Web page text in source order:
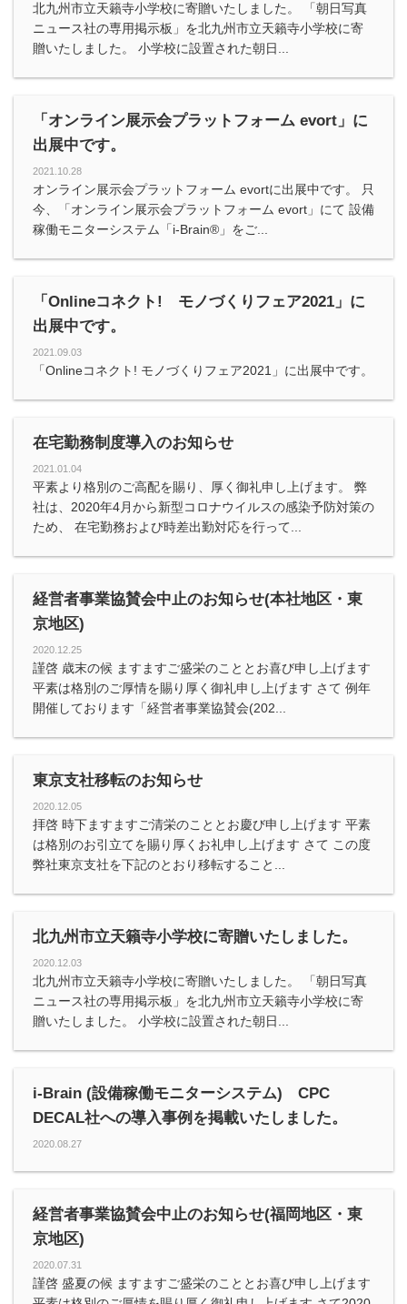
北九州市立天籟寺小学校に寄贈いたしました。 「朝日写真
ニュース社の専用掲示板」を北九州市立天籟寺小学校に寄
贈いたしました。 小学校に設置された朝日...
「オンライン展示会プラットフォーム evort」に
出展中です。
2021.10.28
オンライン展示会プラットフォーム evortに出展中です。 只
今、「オンライン展示会プラットフォーム evort」にて 設備
稼働モニターシステム「i-Brain®️」をご...
「Onlineコネクト! モノづくりフェア2021」に
出展中です。
2021.09.03
「Onlineコネクト! モノづくりフェア2021」に出展中です。
在宅勤務制度導入のお知らせ
2021.01.04
平素より格別のご高配を賜り、厚く御礼申し上げます。 弊
社は、2020年4月から新型コロナウイルスの感染予防対策の
ため、 在宅勤務および時差出勤対応を行って...
経営者事業協賛会中止のお知らせ(本社地区・東
京地区)
2020.12.25
謹啓 歳末の候 ますますご盛栄のこととお喜び申し上げます
平素は格別のご厚情を賜り厚く御礼申し上げます さて 例年
開催しております「経営者事業協賛会(202...
東京支社移転のお知らせ
2020.12.05
拝啓 時下ますますご清栄のこととお慶び申し上げます 平素
は格別のお引立てを賜り厚くお礼申し上げます さて この度
弊社東京支社を下記のとおり移転すること...
北九州市立天籟寺小学校に寄贈いたしました。
2020.12.03
北九州市立天籟寺小学校に寄贈いたしました。 「朝日写真
ニュース社の専用掲示板」を北九州市立天籟寺小学校に寄
贈いたしました。 小学校に設置された朝日...
i-Brain (設備稼働モニターシステム) CPC
DECAL社への導入事例を掲載いたしました。
2020.08.27
経営者事業協賛会中止のお知らせ(福岡地区・東
京地区)
2020.07.31
謹啓 盛夏の候 ますますご盛栄のこととお喜び申し上げます